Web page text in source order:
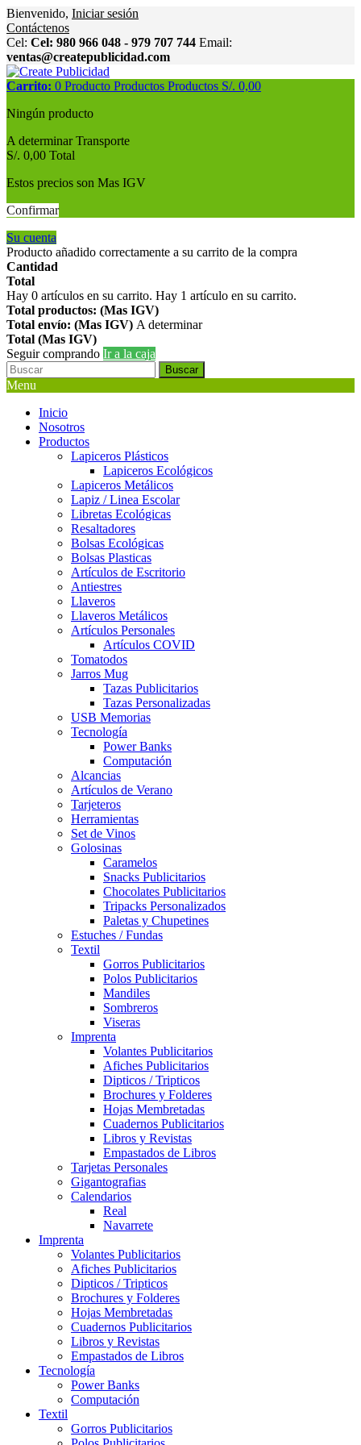
Bienvenido, Iniciar sesión
Contáctenos
Cel: Cel: 980 966 048 - 979 707 744 Email:
ventas@createpublicidad.com
Carrito: 0 Producto Productos Productos S/. 0,00
Ningún producto
A determinarTransporte
S/. 0,00 Total
Estos precios son Mas IGV
Confirmar
Su cuenta
Producto añadido correctamente a su carrito de la compra
Cantidad
Total
Hay 0 artículos en su carrito. Hay 1 artículo en su carrito.
Total productos: (Mas IGV)
Total envío: (Mas IGV) A determinar
Total (Mas IGV)
Seguir comprando Ir a la caja
Buscar
Menu
Inicio
Nosotros
Productos
Lapiceros Plásticos
Lapiceros Ecológicos
Lapiceros Metálicos
Lapiz / Linea Escolar
Libretas Ecológicas
Resaltadores
Bolsas Ecológicas
Bolsas Plasticas
Artículos de Escritorio
Antiestres
Llaveros
Llaveros Metálicos
Artículos Personales
Artículos COVID
Tomatodos
Jarros Mug
Tazas Publicitarios
Tazas Personalizadas
USB Memorias
Tecnología
Power Banks
Computación
Alcancias
Artículos de Verano
Tarjeteros
Herramientas
Set de Vinos
Golosinas
Caramelos
Snacks Publicitarios
Chocolates Publicitarios
Tripacks Personalizados
Paletas y Chupetines
Estuches / Fundas
Textil
Gorros Publicitarios
Polos Publicitarios
Mandiles
Sombreros
Viseras
Imprenta
Volantes Publicitarios
Afiches Publicitarios
Dipticos / Tripticos
Brochures y Folderes
Hojas Membretadas
Cuadernos Publicitarios
Libros y Revistas
Empastados de Libros
Tarjetas Personales
Gigantografias
Calendarios
Real
Navarrete
Imprenta
Volantes Publicitarios
Afiches Publicitarios
Dipticos / Tripticos
Brochures y Folderes
Hojas Membretadas
Cuadernos Publicitarios
Libros y Revistas
Empastados de Libros
Tecnología
Power Banks
Computación
Textil
Gorros Publicitarios